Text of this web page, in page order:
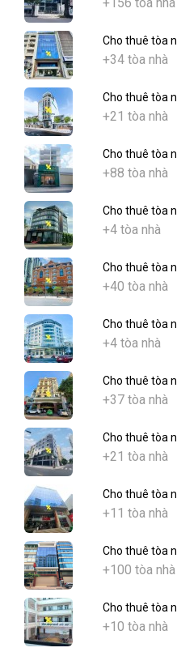
Cho thuê tòa
+34 tòa nhà
Cho thuê tòa
+21 tòa nhà
Cho thuê tòa
+88 tòa nhà
Cho thuê tòa
+4 tòa nhà
Cho thuê tòa
+40 tòa nhà
Cho thuê tòa
+4 tòa nhà
Cho thuê tòa
+37 tòa nhà
Cho thuê tòa
+21 tòa nhà
Cho thuê tòa
+11 tòa nhà
Cho thuê tòa
+100 tòa nhà
Cho thuê tòa
+10 tòa nhà